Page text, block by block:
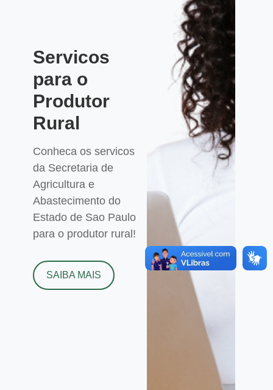
Servicos
para o
Produtor
Rural
Conheca os servicos
da Secretaria de
Agricultura e
Abastecimento do
Estado de Sao Paulo
para o produtor rural!
SAIBA MAIS